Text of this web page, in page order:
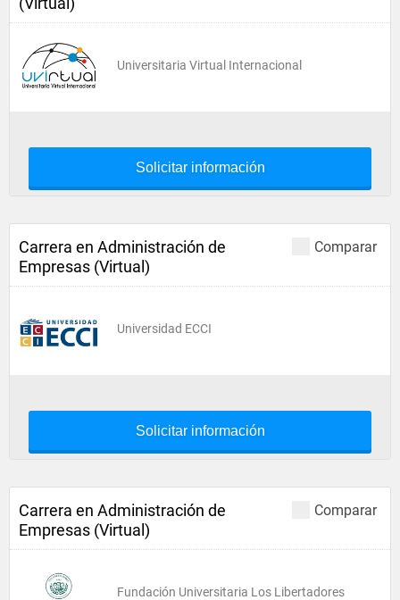
Universitaria Virtual Internacional
Solicitar información
Comparar
Carrera en Administración de
Empresas (Virtual)
Universidad ECCI
Solicitar información
Comparar
Carrera en Administración de
Empresas (Virtual)
Fundación Universitaria Los Libertadores